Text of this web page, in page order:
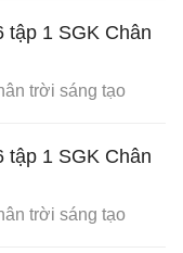
tập 1 SGK Chân
trời sáng tạo
tập 1 SGK Chân
trời sáng tạo